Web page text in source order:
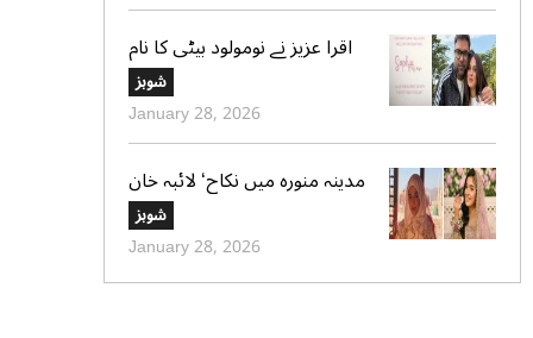
اقرا عزیز نے نومولود بیٹی کا نام
بتادیا، مداحوں کی مبارکباد
شوبز
January 28, 2026
مدینہ منورہ میں نکاح‘ لائبہ خان
کی دعائے خیر کی تصاویر بھی
وائرل
شوبز
January 28, 2026